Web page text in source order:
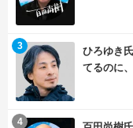
ひろゆき
てるのに
3
4